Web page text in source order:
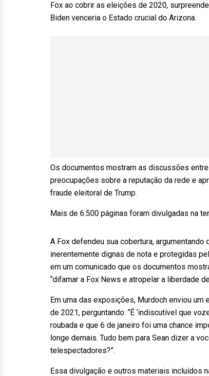
Fox ao cobrir as eleições de 2020,
Biden venceria o Estado crucial do Arizona.
Os documentos mostram as discussões
preocupações sobre a reputação da rede e
fraude eleitoral de Trump.
Mais de 6.500 páginas foram divulgadas na
A Fox defendeu sua cobertura,
inerentemente dignas de nota e protegidas
em um comunicado que os documentos
“difamar a Fox News e atropelar a liberdade
Em uma das exposições, Murdoch enviou
de 2021, perguntando: “É ‘indiscutível que
roubada e que 6 de janeiro foi uma chance
longe demais. Tudo bem para Sean dizer a
telespectadores?”.
Essa divulgação e outros materiais incluídos